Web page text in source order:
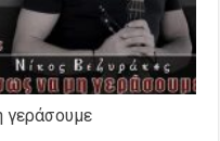
γεράσουμε